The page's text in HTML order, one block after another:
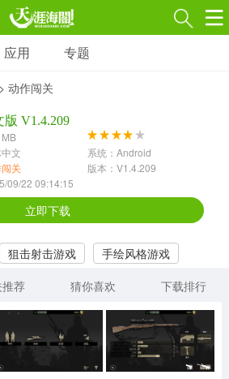
1597款应用
2196款应用
冒险解谜
418款应用
568款应用
515款应用
游戏助手
MOD游戏
应用 专题
> 动作闯关
版 V1.4.209
文
系统：Android
关
版本：V1.4.209
09/22 09:14:15
立即下载
狙击射击游戏
手绘风格游戏
荐 猜你喜欢 下载排行